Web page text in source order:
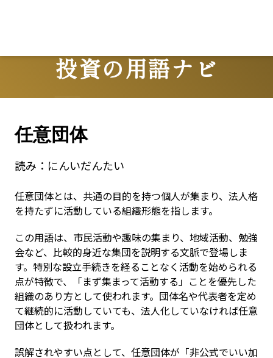
投資の用語ナビ
Terms
任意団体
読み： にんいだんたい
任意団体とは、共通の目的を持つ個人が集まり、法人格
を持たずに活動している組織形態を指します。
この用語は、市民活動や趣味の集まり、地域活動、勉強
会など、比較的身近な集団を説明する文脈で登場しま
す。特別な設立手続きを経ることなく活動を始められる
点が特徴で、「まず集まって活動する」ことを優先した
組織のあり方として使われます。団体名や代表者を定め
て継続的に活動していても、法人化していなければ任意
団体として扱われます。
誤解されやすい点として、任意団体が「非公式でいい加